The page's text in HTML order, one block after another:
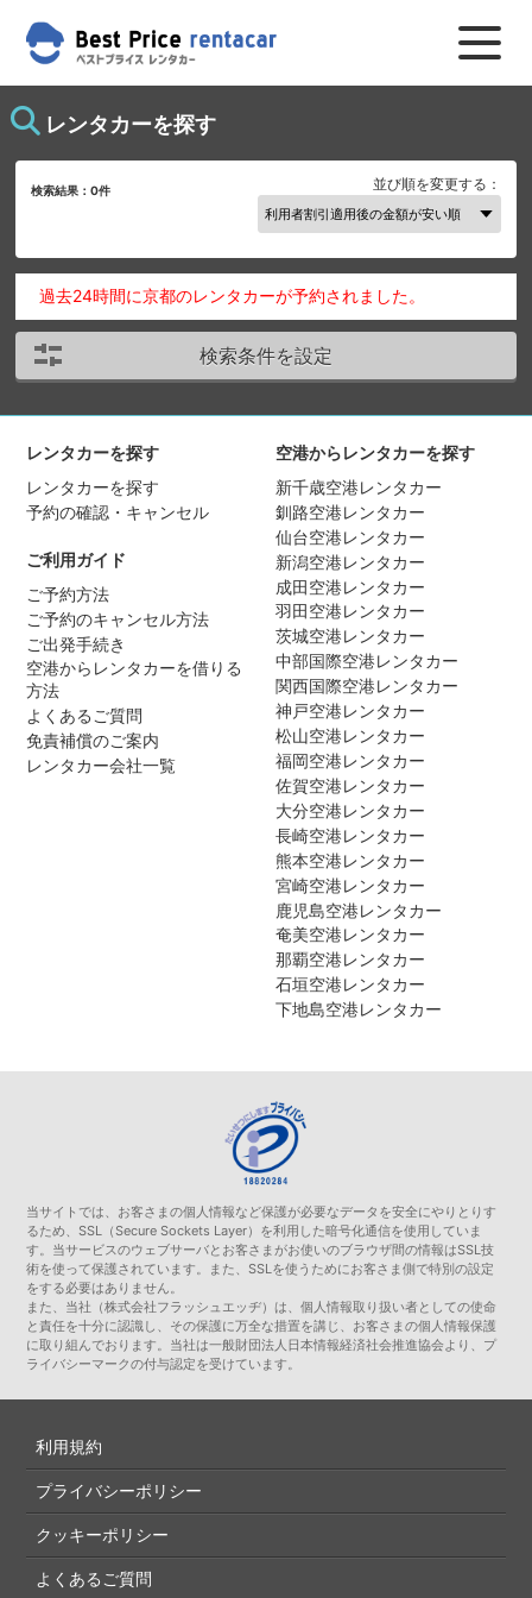
レンタカーを探す
検索結果：0件 並び順を変更する：
過去24時間に京都のレンタカーが予約されました。
検索条件を設定
レンタカーを探す
レンタカーを探す
予約の確認・キャンセル
ご利用ガイド
ご予約方法
ご予約のキャンセル方法
ご出発手続き
空港からレンタカーを借りる
方法
よくあるご質問
免責補償のご案内
レンタカー会社一覧
空港からレンタカーを探す
新千歳空港レンタカー
釧路空港レンタカー
仙台空港レンタカー
新潟空港レンタカー
成田空港レンタカー
羽田空港レンタカー
茨城空港レンタカー
中部国際空港レンタカー
関西国際空港レンタカー
神戸空港レンタカー
松山空港レンタカー
福岡空港レンタカー
佐賀空港レンタカー
大分空港レンタカー
長崎空港レンタカー
熊本空港レンタカー
宮崎空港レンタカー
鹿児島空港レンタカー
奄美空港レンタカー
那覇空港レンタカー
石垣空港レンタカー
下地島空港レンタカー
当サイトでは、お客さまの個人情報など保護が必要なデータを安全にやりとりす
るため、SSL（Secure Sockets Layer）を利用した暗号化通信を使用していま
す。当サービスのウェブサーバとお客さまがお使いのブラウザ間の情報はSSL技
術を使って保護されています。また、SSLを使うためにお客さま側で特別の設定
をする必要はありません。
また、当社（株式会社フラッシュエッヂ）は、個人情報取り扱い者としての使命
と責任を十分に認識し、その保護に万全な措置を講じ、お客さまの個人情報保護
に取り組んでおります。当社は一般財団法人日本情報経済社会推進協会より、プ
ライバシーマークの付与認定を受けています。
利用規約
プライバシーポリシー
クッキーポリシー
よくあるご質問